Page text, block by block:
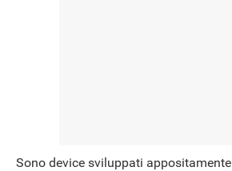
Sono device sviluppati appositamente